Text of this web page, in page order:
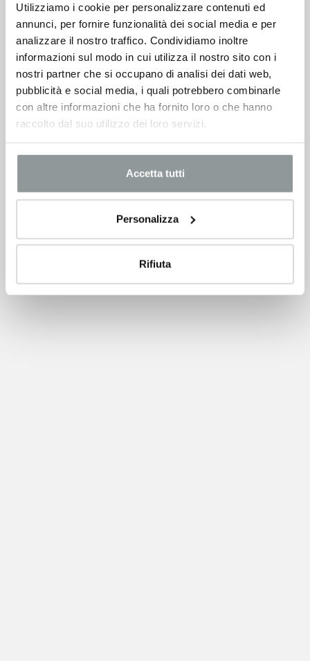
Utilizziamo i cookie per personalizzare contenuti ed
annunci, per fornire funzionalità dei social media e per
analizzare il nostro traffico. Condividiamo inoltre
informazioni sul modo in cui utilizza il nostro sito con i
nostri partner che si occupano di analisi dei dati web,
pubblicità e social media, i quali potrebbero combinarle
con altre informazioni che ha fornito loro o che hanno
raccolto dal suo utilizzo dei loro servizi.
Accetta tutti
Personalizza
Rifiuta